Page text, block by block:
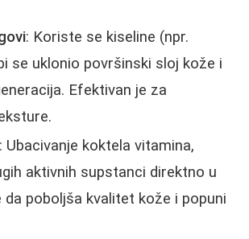
: Koriste se kiseline (npr.
se uklonio površinski sloj kože i
Efektivan je za
: Ubacivanje koktela vitamina,
aktivnih supstanci direktno u
poboljša kvalitet kože i popuni